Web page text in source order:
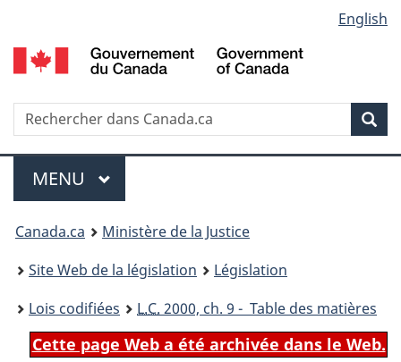
au
contenu
propos
de
la
HTML
simplifiée
selection
English
Recherche
Menu
MENU PRINCIPAL
You
are
here:
Canada.ca
Ministère de la Justice
Site Web de la législation
Législation
Lois codifiées
L.C. 2000, ch. 9 - Table des matières
Cette page Web a été archivée dans le Web.